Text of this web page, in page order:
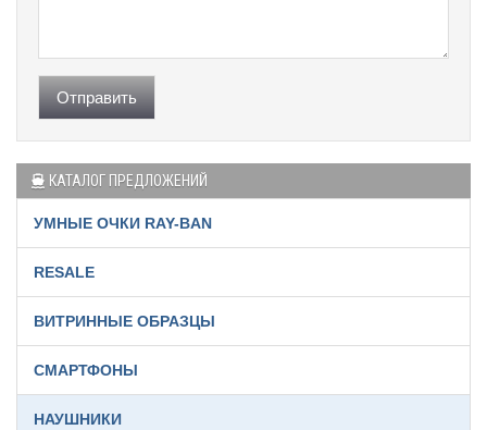
Отправить
КАТАЛОГ ПРЕДЛОЖЕНИЙ
УМНЫЕ ОЧКИ RAY-BAN
RESALE
ВИТРИННЫЕ ОБРАЗЦЫ
СМАРТФОНЫ
НАУШНИКИ